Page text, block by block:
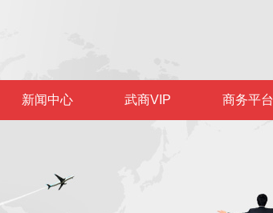
新闻中心 武商VIP 商务平台